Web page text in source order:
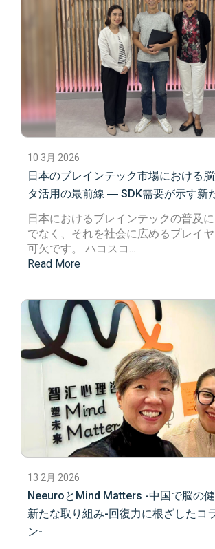
10 3月 2026
日本のブレインテック市場における
タ活用の最前線 ― SDK需要が示す新
日本におけるブレインテックの普及
でなく、それを社会に広めるプレイ
可欠です。 ハコスコ...
Read More
13 2月 2026
NeeuroとMind Matters -中国で脳の
新たな取り組み-回復力に根ざしたコ
ン-